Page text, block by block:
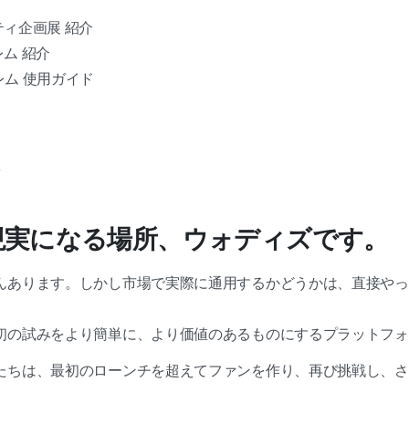
企画展 紹介
紹介
使用ガイド
になる場所、ウォディズです。
あります。しかし市場で実際に通用するかどうかは、直接や
の試みをより簡単に、より価値のあるものにするプラットフ
ちは、最初のローンチを超えてファンを作り、再び挑戦し、